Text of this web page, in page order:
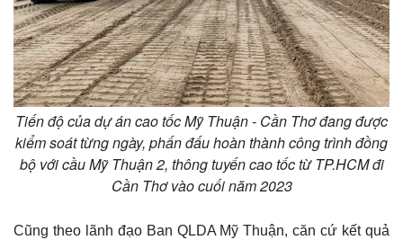
Lịch thi đấu bóng đá
Ô tô - Xe máy
Xe máy
Tiến độ của dự án cao tốc Mỹ Thuận - Cần Thơ đang được
kiểm soát từng ngày, phấn đấu hoàn thành công trình đồng
bộ với cầu Mỹ Thuận 2, thông tuyến cao tốc từ TP.HCM đi
Cần Thơ vào cuối năm 2023
Cũng theo lãnh đạo Ban QLDA Mỹ Thuận, căn cứ kết quả